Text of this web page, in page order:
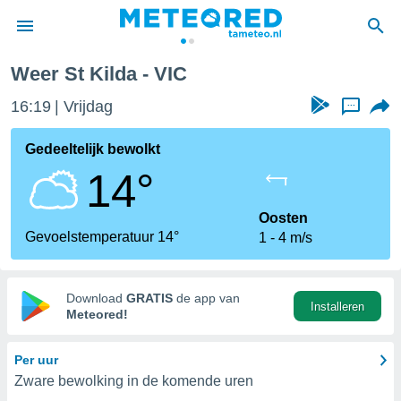
door
verstrekte
hoge
hebt de
voor
op basis
Weer St Kilda - VIC
16:19 Vrijdag ...
Gedeeltelijk bewolkt
14°
Gevoelstemperatuur 14°
Oosten
1
4 m/s
Download GRATIS de app van
Meteored!
Installeren
Per uur
Zware bewolking in de komende uren